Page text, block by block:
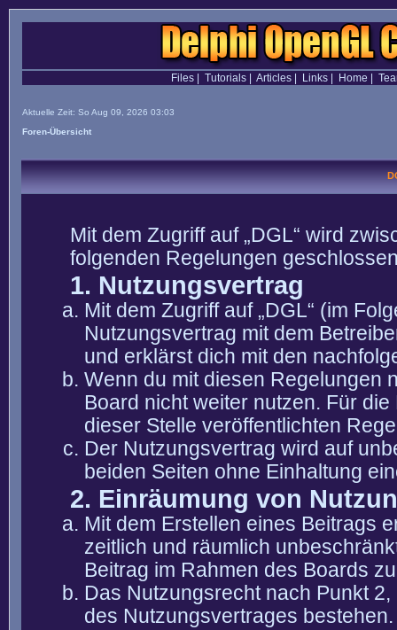
Files| Tutorials| Articles| Links| Home
Aktuelle Zeit: So Aug 09, 2026 03:03
Foren-Übersicht
Mit dem Zugriff auf „DGL“ wird
folgenden Regelungen
1. Nutzungsvertrag
Mit dem Zugriff auf „DGL“ (im
Nutzungsvertrag mit dem
und erklärst dich mit den
Wenn du mit diesen Regelungen
Board nicht weiter nutzen. Für
dieser Stelle veröffentlichten
Der Nutzungsvertrag wird auf
beiden Seiten ohne Einhaltung
2. Einräumung von
Mit dem Erstellen eines Beitrags
zeitlich und räumlich
Beitrag im Rahmen des Boards
Das Nutzungsrecht nach Punkt
des Nutzungsvertrages bestehen.